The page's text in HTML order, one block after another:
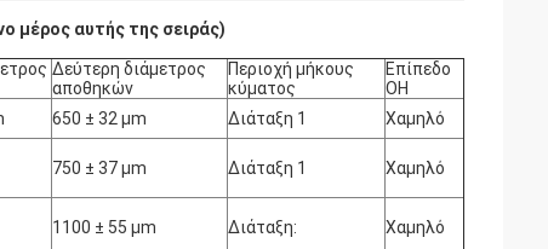
μέρος αυτής της σειράς)
Δεύτερη διάμετρος
αποθηκών
Περιοχή μήκους
κύματος
Επίπεδο
OH
650 ± 32 μm Διάταξη 1
Χαμηλό
750 ± 37 μm Διάταξη 1 Χαμηλό
1100 ± 55 μm Διάταξη: Χαμηλό